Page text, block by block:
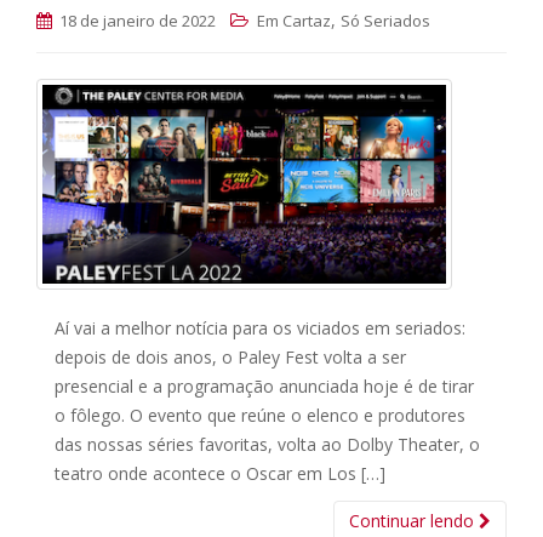
18 de janeiro de 2022 Em Cartaz, Só Seriados
Aí vai a melhor notícia para os viciados em seriados:
depois de dois anos, o Paley Fest volta a ser
presencial e a programação anunciada hoje é de tirar
o fôlego. O evento que reúne o elenco e produtores
das nossas séries favoritas, volta ao Dolby Theater, o
teatro onde acontece o Oscar em Los […]
Continuar lendo